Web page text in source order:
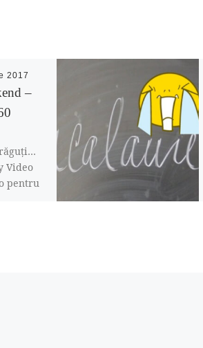
2017
–
Video
pentru